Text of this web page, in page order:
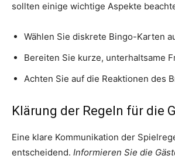
sollten einige wichtige Aspekte
Wählen Sie diskrete Bingo-Karten
Bereiten Sie kurze, unterhaltsame
Achten Sie auf die Reaktionen des
Klärung der Regeln für die
Eine klare Kommunikation der
entscheidend. Informieren Sie die